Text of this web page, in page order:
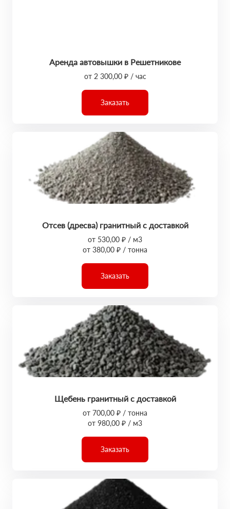
Аренда автовышки в Решетникове
от 2 300,00 ₽ / час
Заказать
Отсев (дресва) гранитный с доставкой
от 530,00 ₽ / м3
от 380,00 ₽ / тонна
Заказать
Щебень гранитный с доставкой
от 700,00 ₽ / тонна
от 980,00 ₽ / м3
Заказать